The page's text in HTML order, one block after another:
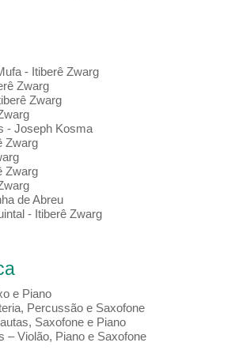
- Itiberê Zwarg
Zwarg
Zwarg
- Joseph Kosma
Zwarg
Zwarg
de Abreu
- Itiberê Zwarg
e Piano
Percussão e Saxofone
Saxofone e Piano
– Violão, Piano e Saxofone